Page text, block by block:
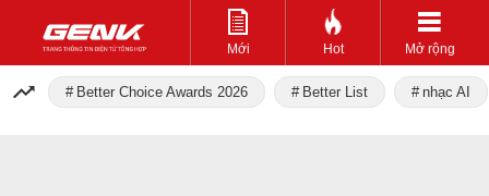
Mới Hot Mở rộng
Better Choice Awards 2026 Better List nhạc AI